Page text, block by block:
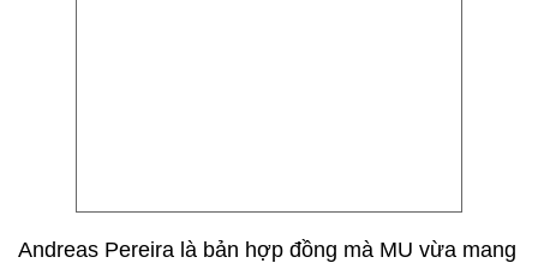
Andreas Pereira là bản hợp đồng mà MU vừa mang